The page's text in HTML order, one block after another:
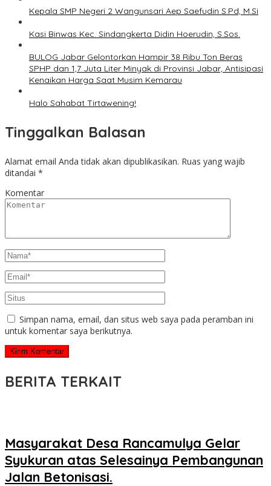
Kepala SMP Negeri 2 Wangunsari Aep Saefudin S.Pd, M.Si
Kasi Binwas Kec. Sindangkerta Didin Hoerudin, S.Sos.
BULOG Jabar Gelontorkan Hampir 38 Ribu Ton Beras
SPHP dan 1,7 Juta Liter Minyak di Provinsi Jabar, Antisipasi
Kenaikan Harga Saat Musim Kemarau
Halo Sahabat Tirtawening!
Tinggalkan Balasan
Alamat email Anda tidak akan dipublikasikan. Ruas yang wajib
ditandai *
Komentar
Simpan nama, email, dan situs web saya pada peramban ini
untuk komentar saya berikutnya.
BERITA TERKAIT
Masyarakat Desa Rancamulya Gelar
Syukuran atas Selesainya Pembangunan
Jalan Betonisasi.